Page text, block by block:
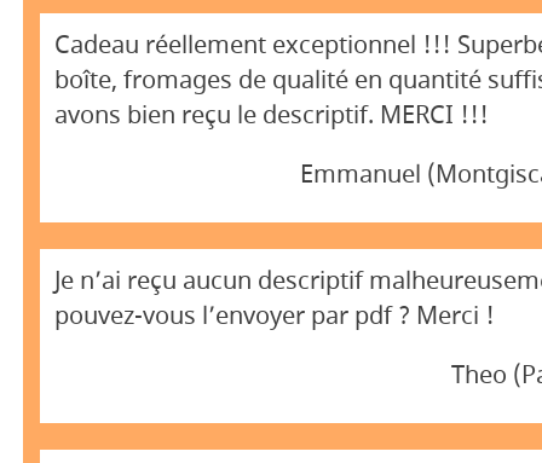
Cadeau réellement exceptionnel !!!
boîte, fromages de qualité en quantité
avons bien reçu le descriptif. MERCI !!!
Emmanuel
Je n’ai reçu aucun descriptif
pouvez-vous l’envoyer par pdf ? Merci !
Theo